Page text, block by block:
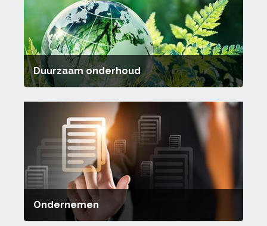
Duurzaam onderhoud
Ondernemen